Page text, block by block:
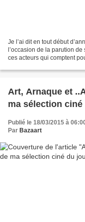
Je l’ai dit en tout début
l’occasion de la parution
ces acteurs qui comptent
Art, Arnaque et
ma sélection
Publié le 18/03/2015 à
Par Bazaart